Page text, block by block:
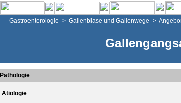
Gastroenterologie > Gallenblase und Gallenwege >
Pathologie
Ätiologie